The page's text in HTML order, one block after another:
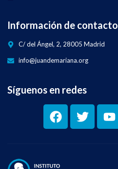
Información de contacto
C/ del Ángel, 2, 28005 Madrid
info@juandemariana.org
Síguenos en redes